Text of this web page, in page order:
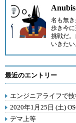
Anubis
名も無
歩き今
挑戦だ
いきたい
最近のエントリー
エンジニアライフで
2020年1月25日 (土)
デマ上等